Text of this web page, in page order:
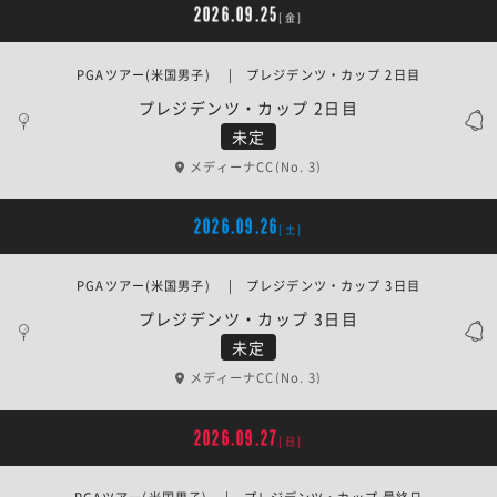
2026.09.25 [金]
未定
プレジデンツ・カップ 2日目
PGAツアー(米国男子) | プレジデンツ・カップ 2日目
メディーナCC(No. 3)
2026.09.26 [土]
未定
プレジデンツ・カップ 3日目
PGAツアー(米国男子) | プレジデンツ・カップ 3日目
メディーナCC(No. 3)
2026.09.27 [日]